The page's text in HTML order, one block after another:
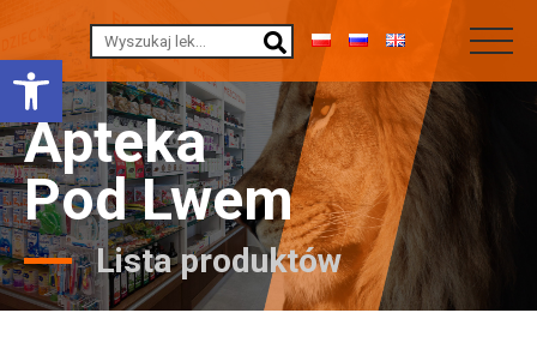
Otwórz pasek narzędzi
Apteka
Pod Lwem
Lista produktów